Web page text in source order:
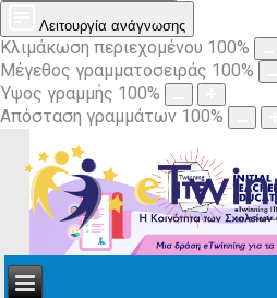
Λειτουργία ανάγνωσης
Κλιμάκωση περιεχομένου 100%
Μέγεθος γραμματοσειράς 100%
Ύψος γραμμής 100%
Απόσταση γραμμάτων 100%